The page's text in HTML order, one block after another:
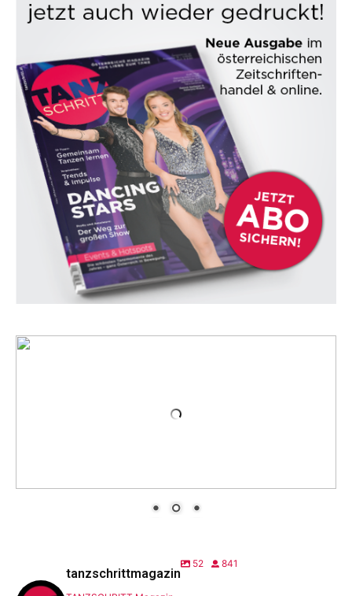
tanzschrittmagazin
52 841